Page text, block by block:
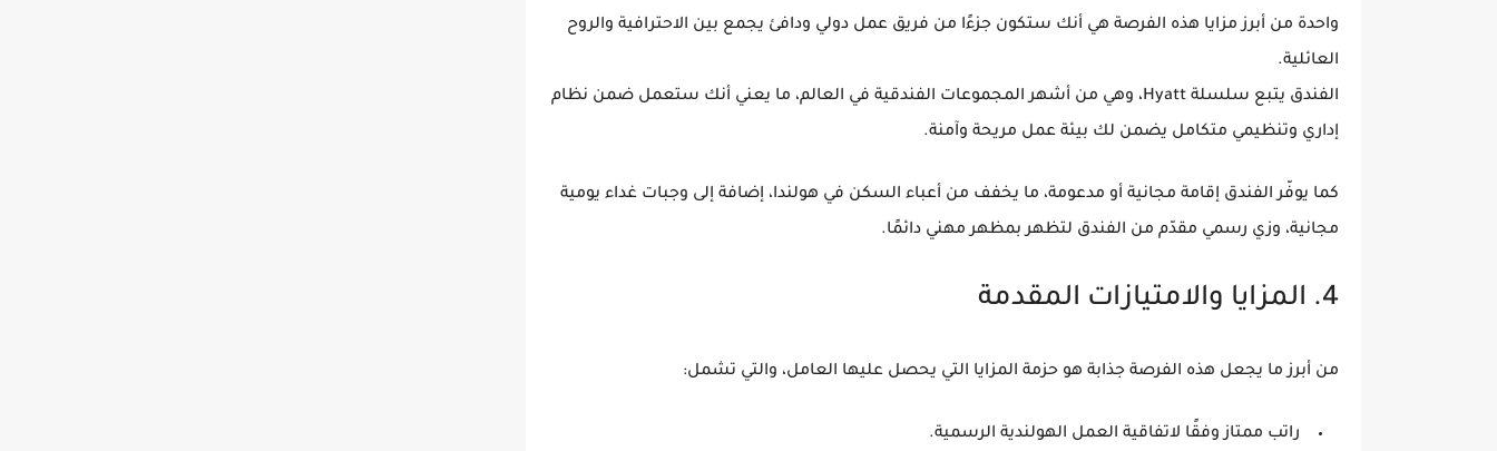
واحدة من أبرز مزايا هذه الفرصة هي أنك ستكون جزءًا من فريق عمل دولي ودافئ يجمع بين الاحترافية والروح
العائلية.
الفندق يتبع سلسلة Hyatt ، وهي من أشهر المجموعات الفندقية في العالم، ما يعني أنك ستعمل ضمن نظام
إداري وتنظيمي متكامل يضمن لك بيئة عمل مريحة وآمنة.
كما يوفّر الفندق إقامة مجانية أو مدعومة، ما يخفف من أعباء السكن في هولندا، إضافة إلى وجبات غداء يومية
مجانية، وزي رسمي مقدّم من الفندق لتظهر بمظهر مهني دائمًا.
4. المزايا والامتيازات المقدمة
من أبرز ما يجعل هذه الفرصة جذابة هو حزمة المزايا التي يحصل عليها العامل، والتي تشمل:
راتب ممتازوفقًا لاتفاقية العمل الهولندية الرسمية.